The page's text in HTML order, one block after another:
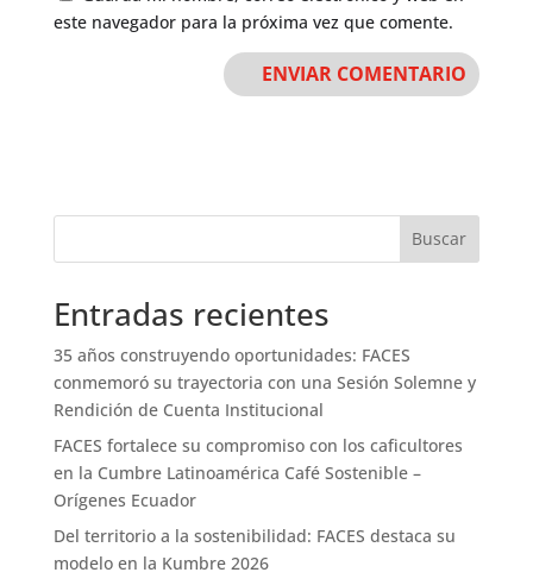
este navegador para la próxima vez que comente.
Buscar
Entradas recientes
35 años construyendo oportunidades: FACES
conmemoró su trayectoria con una Sesión Solemne y
Rendición de Cuenta Institucional
FACES fortalece su compromiso con los caficultores
en la Cumbre Latinoamérica Café Sostenible –
Orígenes Ecuador
Del territorio a la sostenibilidad: FACES destaca su
modelo en la Kumbre 2026